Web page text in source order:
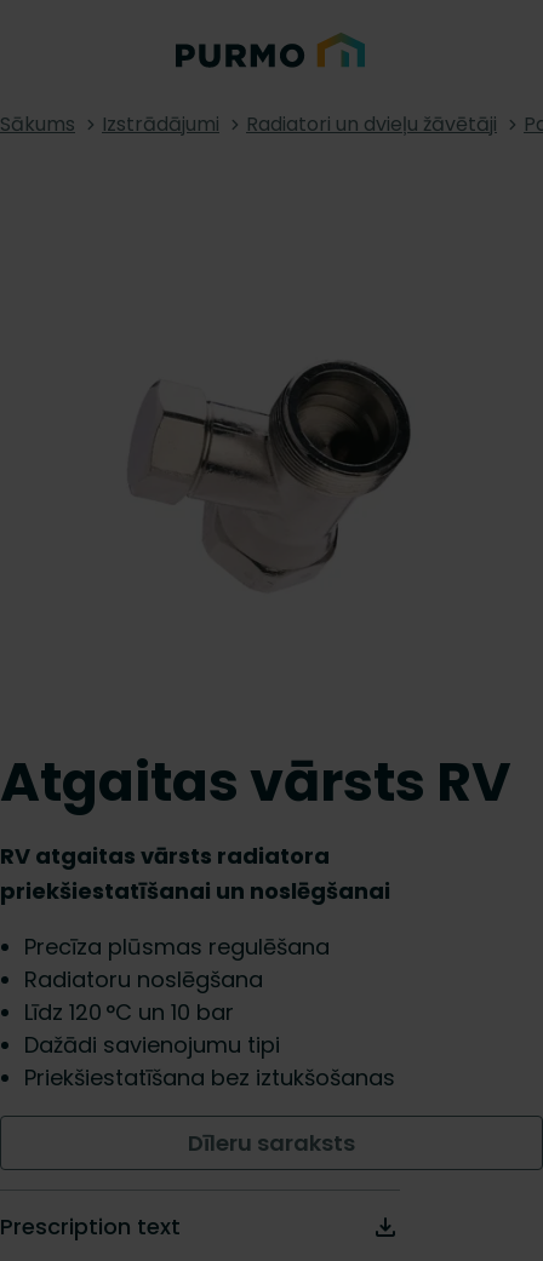
Sākums Izstrādājumi Radiatori un dvieļu žāvētāji
Atgaitas vārsts RV
RV atgaitas vārsts radiatora
priekšiestatīšanai un noslēgšanai
Precīza plūsmas regulēšana
Radiatoru noslēgšana
Līdz 120 °C un 10 bar
Dažādi savienojumu tipi
Priekšiestatīšana bez iztukšošanas
Dīleru saraksts
Prescription text